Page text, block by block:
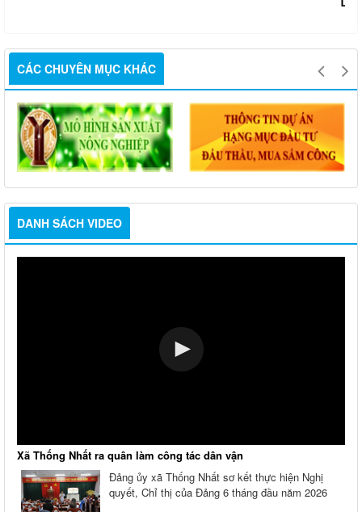
CÁC CHUYÊN MỤC KHÁC
DANH SÁCH VIDEO
Xã Thống Nhất ra quân làm công tác dân vận
Đảng ủy xã Thống Nhất sơ kết thực hiện Nghị
quyết, Chỉ thị của Đảng 6 tháng đầu năm 2026